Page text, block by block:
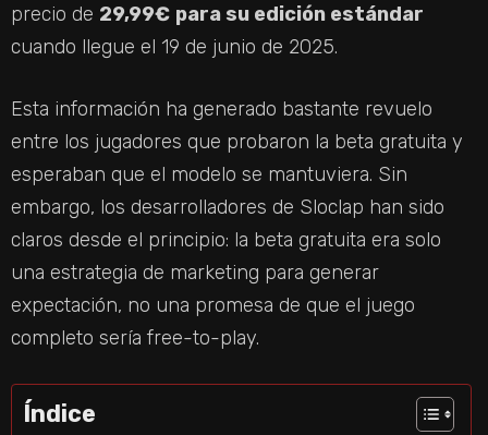
precio de 29,99€ para su edición estándar
cuando llegue el 19 de junio de 2025.
Esta información ha generado bastante revuelo
entre los jugadores que probaron la beta gratuita y
esperaban que el modelo se mantuviera. Sin
embargo, los desarrolladores de Sloclap han sido
claros desde el principio: la beta gratuita era solo
una estrategia de marketing para generar
expectación, no una promesa de que el juego
completo sería free-to-play.
Índice